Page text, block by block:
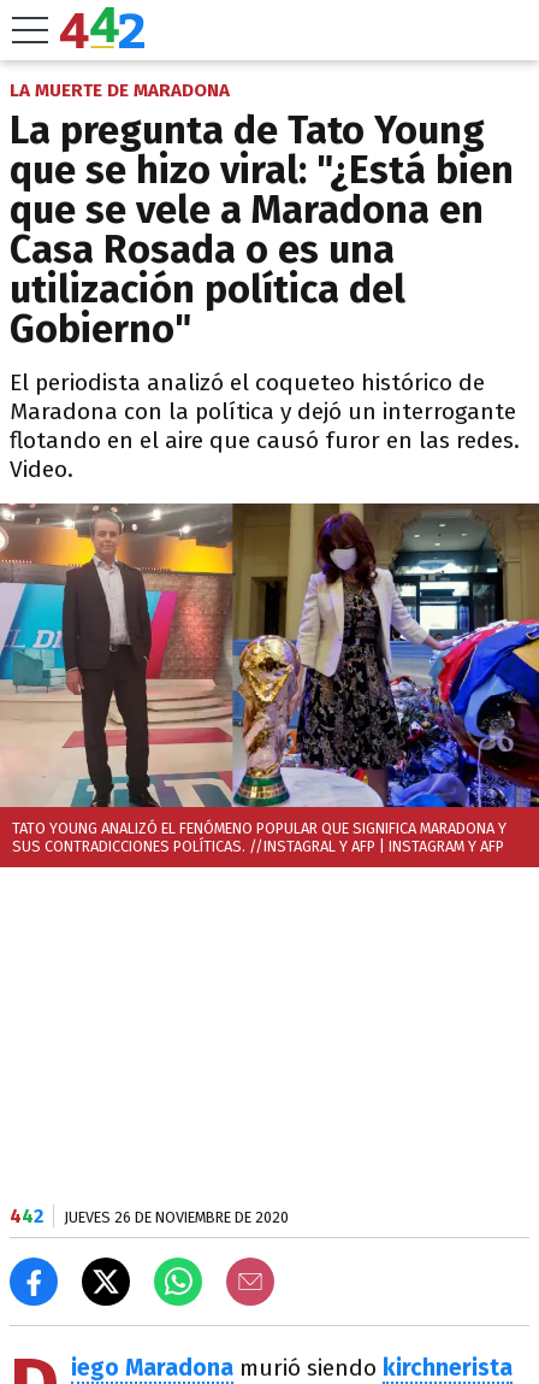
LA MUERTE DE MARADONA
La pregunta de Tato Young
que se hizo viral: "¿Está bien
que se vele a Maradona en
Casa Rosada o es una
utilización política del
Gobierno"
El periodista analizó el coqueteo histórico de
Maradona con la política y dejó un interrogante
flotando en el aire que causó furor en las redes.
Video.
TATO YOUNG ANALIZÓ EL FENÓMENO POPULAR QUE SIGNIFICA MARADONA Y
SUS CONTRADICCIONES POLÍTICAS. //INSTAGRAL Y AFP | INSTAGRAM Y AFP
442 JUEVES 26 DE NOVIEMBRE DE 2020
iego Maradona murió siendo kirchnerista